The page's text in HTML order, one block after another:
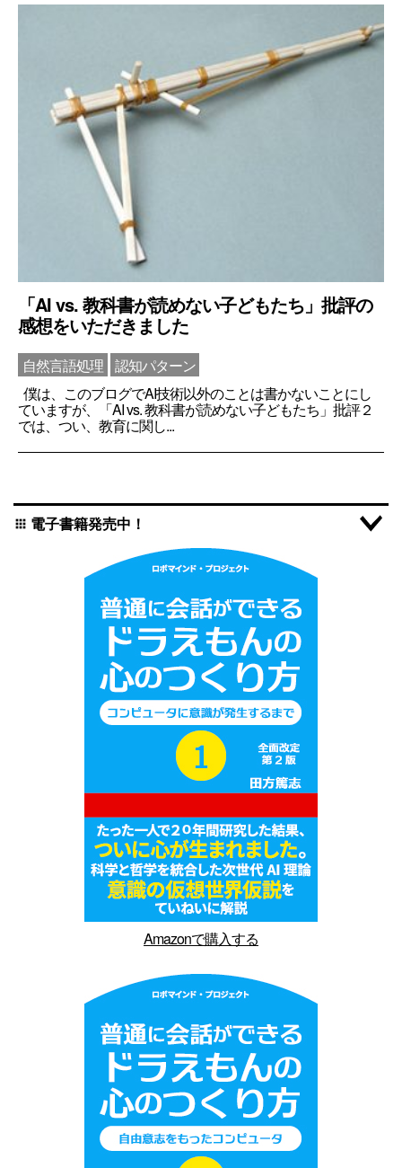
「AI vs. 教科書が読めない子どもたち」批評の
感想をいただきました
自然言語処理 認知パターン
僕は、このブログでAI技術以外のことは書かないことにし
ていますが、「AI vs. 教科書が読めない子どもたち」批評２
では、つい、教育に関し...
apps 電子書籍発売中！
Amazonで購入する